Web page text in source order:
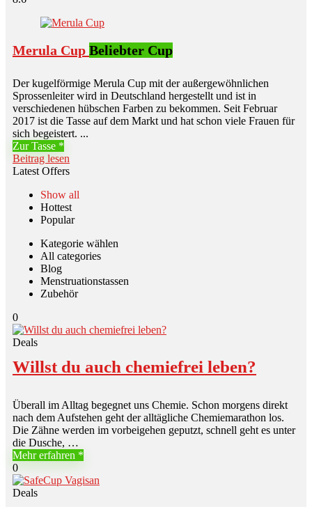
Merula Cup Beliebter Cup
Der kugelförmige Merula Cup mit der außergewöhnlichen
Sprossenleiter wird in Deutschland hergestellt und ist in
verschiedenen hübschen Farben zu bekommen. Seit Februar
2017 ist die Tasse auf dem Markt und hat schon viele Frauen für
sich begeistert. ...
Zur Tasse
Beitrag lesen
Latest Offers
Show all
Hottest
Popular
Kategorie wählen
All categories
Blog
Menstruationstassen
Zubehör
0
Deals
Willst du auch chemiefrei leben?
Überall im Alltag begegnet uns Chemie. Schon morgens direkt
nach dem Aufstehen geht der alltägliche Chemiemarathon los.
Die Zähne werden im vorbeigehen geputzt, schnell geht es unter
die Dusche, …
Mehr erfahren
0
Deals